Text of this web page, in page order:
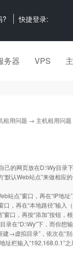
? 快捷登录:
务器 VPS
租用问题 → 主机租用问题
的网页放在D:\Wy目录
默认Web站点”来做相应
点”窗口，再在“IP地址
再在“本地路径”输入（
，再按“添加”按钮，根
“D:\Wy”下，而你想输
→虚拟目录”，依次在“别
址栏输入“192.168.0.1”